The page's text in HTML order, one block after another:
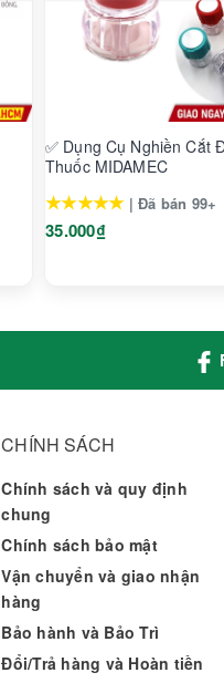
✅ Dụng Cụ Nghiền Cắt
Thuốc MIDAMEC
★★★★★ | Đã bán 99+
35.000₫
CHÍNH SÁCH
Chính sách và quy định
chung
Chính sách bảo mật
Vận chuyển và giao nhận
hàng
Bảo hành và Bảo Trì
Đổi/Trả hàng và Hoàn tiền